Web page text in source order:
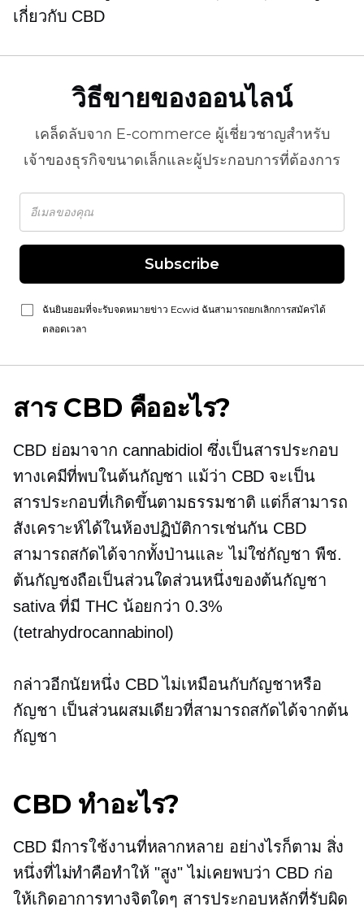
เกี่ยวกับ CBD
วิธีขายของออนไลน์
เคล็ดลับจาก E-commerce ผู้เชี่ยวชาญสำหรับ
เจ้าของธุรกิจขนาดเล็กและผู้ประกอบการที่ต้องการ
Subscribe
ฉันยินยอมที่จะรับจดหมายข่าว Ecwid ฉันสามารถยกเลิกการสมัครได้
ตลอดเวลา
สาร CBD คืออะไร?
CBD ย่อมาจาก cannabidiol ซึ่งเป็นสารประกอบ
ทางเคมีที่พบในต้นกัญชา แม้ว่า CBD จะเป็น
สารประกอบที่เกิดขึ้นตามธรรมชาติ แต่ก็สามารถ
สังเคราะห์ได้ในห้องปฏิบัติการเช่นกัน CBD
สามารถสกัดได้จากทั้งป่านและไม่ใช่กัญชา พืช.
ต้นกัญชงถือเป็นส่วนใดส่วนหนึ่งของต้นกัญชา
sativa ที่มี THC น้อยกว่า 0.3%
(tetrahydrocannabinol)
กล่าวอีกนัยหนึ่ง CBD ไม่เหมือนกับกัญชาหรือ
กัญชา เป็นส่วนผสมเดียวที่สามารถสกัดได้จากต้น
กัญชา
CBD ทำอะไร?
CBD มีการใช้งานที่หลากหลาย อย่างไรก็ตาม สิ่ง
หนึ่งที่ไม่ทำคือทำให้ "สูง" ไม่เคยพบว่า CBD ก่อ
ให้เกิดอาการทางจิตใดๆ สารประกอบหลักที่รับผิด